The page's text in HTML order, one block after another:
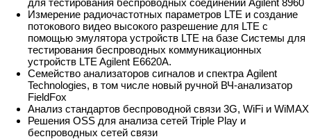
Измерение радиочастотных параметров LTE и создание
потокового видео высокого разрешение для LTE с
помощью эмулятора устройств LTE на базе Системы для
тестирования беспроводных коммуникационных
устройств LTE Agilent E6620A.
Семейство анализаторов сигналов и спектра Agilent
Technologies, в том числе новый ручной ВЧ-анализатор
FieldFox
Анализ стандартов беспроводной связи 3G, WiFi и WiMAX
Решения OSS для анализа сетей Triple Play и
беспроводных сетей связи